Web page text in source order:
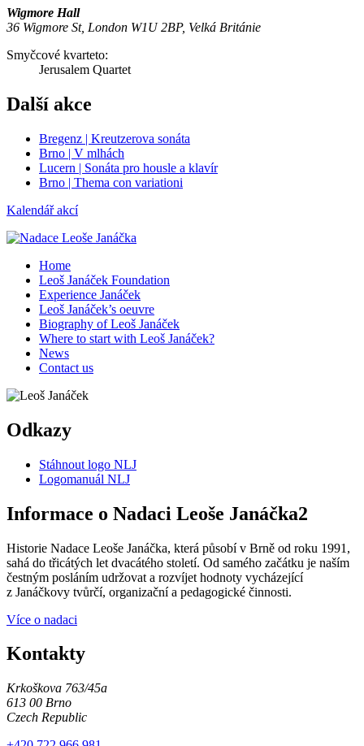
Wigmore Hall
36 Wigmore St, London W1U 2BP, Velká Británie
Smyčcové kvarteto:
Jerusalem Quartet
Další akce
Bregenz | Kreutzerova sonáta
Brno | V mlhách
Lucern | Sonáta pro housle a klavír
Brno | Thema con variationi
Kalendář akcí
Home
Leoš Janáček Foundation
Experience Janáček
Leoš Janáček’s oeuvre
Biography of Leoš Janáček
Where to start with Leoš Janáček?
News
Contact us
Odkazy
Stáhnout logo NLJ
Logomanuál NLJ
Informace o Nadaci Leoše Janáčka2
Historie Nadace Leoše Janáčka, která působí v Brně od roku 1991,
sahá do třicátých let dvacátého století. Od samého začátku je naším
čestným posláním udržovat a rozvíjet hodnoty vycházející
z Janáčkovy tvůrčí, organizační a pedagogické činnosti.
Více o nadaci
Kontakty
Krkoškova 763/45a
613 00 Brno
Czech Republic